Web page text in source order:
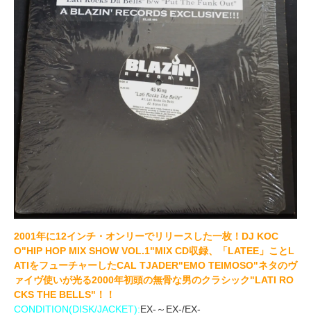
2001年に12インチ・オンリーでリリースした一枚！DJ KOC
O"HIP HOP MIX SHOW VOL.1"MIX CD収録、「LATEE」ことL
ATIをフューチャーしたCAL TJADER"EMO TEIMOSO"ネタのヴ
ァイヴ使いが光る2000年初頭の無骨な男のクラシック"LATI RO
CKS THE BELLS"！！
CONDITION(DISK/JACKET):EX-～EX-/EX-